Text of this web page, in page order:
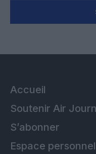
Accueil
Soutenir Air
S’abonner
Espace personnel